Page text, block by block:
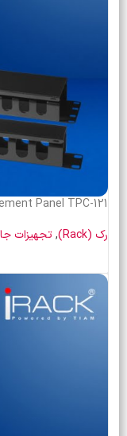
Panel TPC-121
رک (Rack)
,تجهیزات